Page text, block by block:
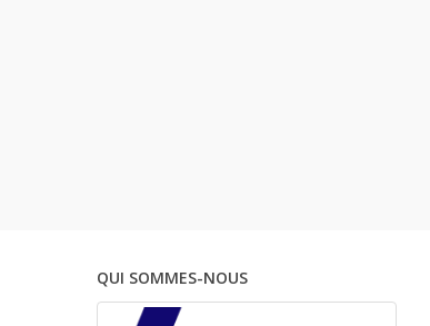
QUI SOMMES-NOUS